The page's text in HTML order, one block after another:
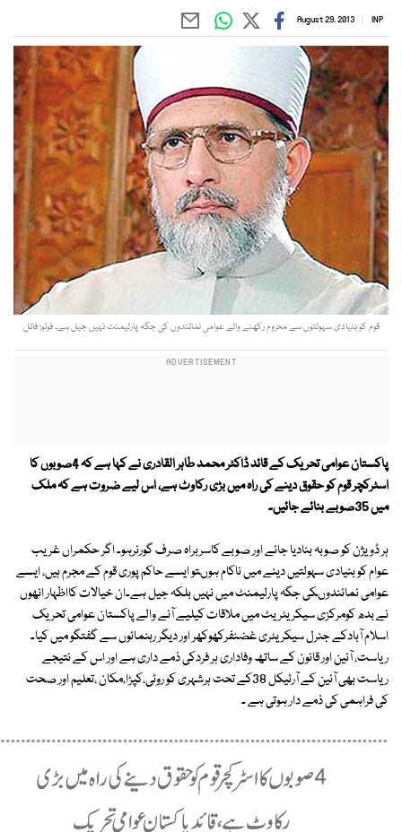
INP
August 29, 2013
قوم کو بنیادی سہولتوں سے محروم رکھنے والے عوامی نمائندوں کی جگہ پارلیمنٹ نہیں جیل ہے۔ فوٹو: فائل
پاکستان عوامی تحریک کے قائد ڈاکٹر محمد طاہر القادری نے کہا ہے کہ 4صوبوں کا
اسٹرکچر قوم کو حقوق دینے کی راہ میں بڑی رکاوٹ ہے، اس لیے ضروت ہے کہ ملک
میں 35صوبے بنائے جائیں۔
ہر ڈویژن کو صوبہ بنادیا جائے اور صوبے کاسربراہ صرف گورنرہو۔ اگر حکمراں غریب
عوام کو بنیادی سہولتیں دینے میں ناکام ہوںتو ایسے حاکم پوری قوم کے مجرم ہیں، ایسے
عوامی نمائندوںکی جگہ پارلیمنٹ میں نہیں بلکہ جیل ہے۔ان خیالات کااظہار انھوں
نے بدھ کومرکزی سیکریٹریٹ میں ملاقات کیلیے آنے والے پاکستان عوامی تحریک
اسلام آبادکے جنرل سیکریٹری غضنفرکھوکھر اور دیگر رہنمائوں سے گفتگو میں کیا۔
ریاست، آئین اور قانون کے ساتھ وفاداری ہر فردکی ذمے داری ہے اور اس کے نتیجے
ریاست بھی آئین کے آرٹیکل 38کے تحت ہرشہری کو روٹی،کپڑا،مکان ،تعلیم اور صحت
کی فراہمی کی ذمے دار ہوتی ہے ۔